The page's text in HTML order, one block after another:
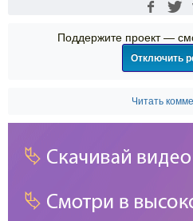
Поддержите проект —
Отключить
Читать